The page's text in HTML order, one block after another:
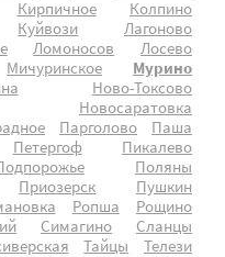
Кирпичное
Колпино
Куйвози
Лагоново
Ломоносов
Лосево
Мичуринское
Мурино
Ново-Токсово
Новосаратовка
Парголово
Паша
Петергоф
Пикалево
Поляны
Приозерск
Пушкин
Ропша
Рощино
Симагино
Сланцы
Тайцы
Телези